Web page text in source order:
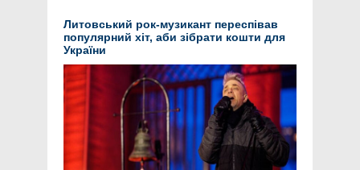
Литовський рок-музикант переспівав
популярний хіт, аби зібрати кошти для
України